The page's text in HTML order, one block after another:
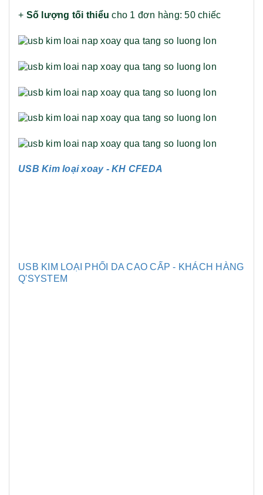
+ Số lượng tối thiểu cho 1 đơn hàng: 50 chiếc
USB Kim loại xoay - KH CFEDA
USB KIM LOẠI PHỐI DA CAO CẤP - KHÁCH HÀNG
Q'SYSTEM